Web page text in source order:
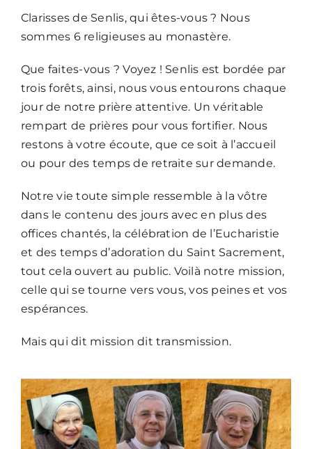
Clarisses de Senlis, qui êtes-vous ? Nous
sommes 6 religieuses au monastère.
Que faites-vous ? Voyez ! Senlis est bordée par
trois forêts, ainsi, nous vous entourons chaque
jour de notre prière attentive. Un véritable
rempart de prières pour vous fortifier. Nous
restons à votre écoute, que ce soit à l’accueil
ou pour des temps de retraite sur demande.
Notre vie toute simple ressemble à la vôtre
dans le contenu des jours avec en plus des
offices chantés, la célébration de l’Eucharistie
et des temps d’adoration du Saint Sacrement,
tout cela ouvert au public. Voilà notre mission,
celle qui se tourne vers vous, vos peines et vos
espérances.
Mais qui dit mission dit transmission.